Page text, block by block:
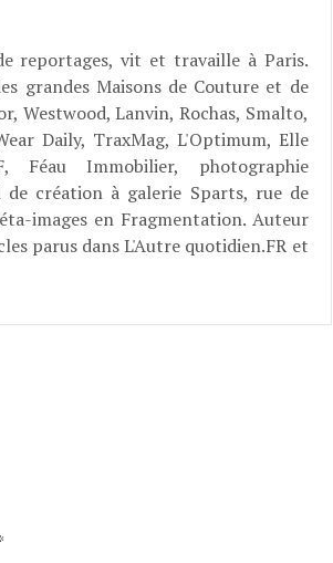
reportages, vit et travaille à Paris.
grandes Maisons de Couture et de
Westwood, Lanvin, Rochas, Smalto,
Daily, TraxMag, L'Optimum, Elle
Féau Immobilier, photographie
de création à galerie Sparts, rue de
images en Fragmentation. Auteur
parus dans L'Autre quotidien.FR et